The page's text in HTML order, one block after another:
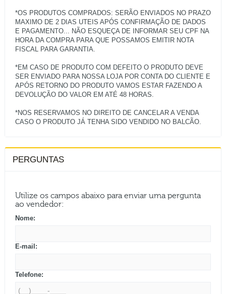
*OS PRODUTOS COMPRADOS: SERÃO ENVIADOS NO PRAZO
MAXIMO DE 2 DIAS UTEIS APÓS CONFIRMAÇÃO DE DADOS
E PAGAMENTO... NÃO ESQUEÇA DE INFORMAR SEU CPF NA
HORA DA COMPRA PARA QUE POSSAMOS EMITIR NOTA
FISCAL PARA GARANTIA.
*EM CASO DE PRODUTO COM DEFEITO O PRODUTO DEVE
SER ENVIADO PARA NOSSA LOJA POR CONTA DO CLIENTE E
APÓS RETORNO DO PRODUTO VAMOS ESTAR FAZENDO A
DEVOLUÇÃO DO VALOR EM ATÉ 48 HORAS.
*NOS RESERVAMOS NO DIREITO DE CANCELAR A VENDA
PERGUNTAS
Utilize os campos abaixo para enviar uma pergunta
ao vendedor:
Nome:
E-mail:
Telefone: